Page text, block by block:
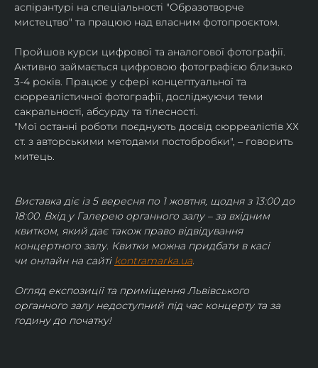
аспірантурі на спеціальності "Образотворче
мистецтво" та працюю над власним фотопроєктом.
Пройшов курси цифрової та аналогової фотографії.
Активно займається цифровою фотографією близько
3-4 років. Працює у сфері концептуальної та
сюрреалістичної фотографії, досліджуючи теми
сакральності, абсурду та тілесності.
"Мої останні роботи поєднують досвід сюрреалістів ХХ
ст. з авторськими методами постобробки", – говорить
митець.
Виставка діє із 5 вересня по 1 жовтня, щодня з 13:00 до
18:00. Вхід у Галерею органного залу – за вхідним
квитком, який дає також право відвідування
концертного залу. Квитки можна придбати в касі
чи онлайн на сайті kontramarka.ua.
Огляд експозиції та приміщення Львівського
органного залу недоступний під час концерту та за
годину до початку!